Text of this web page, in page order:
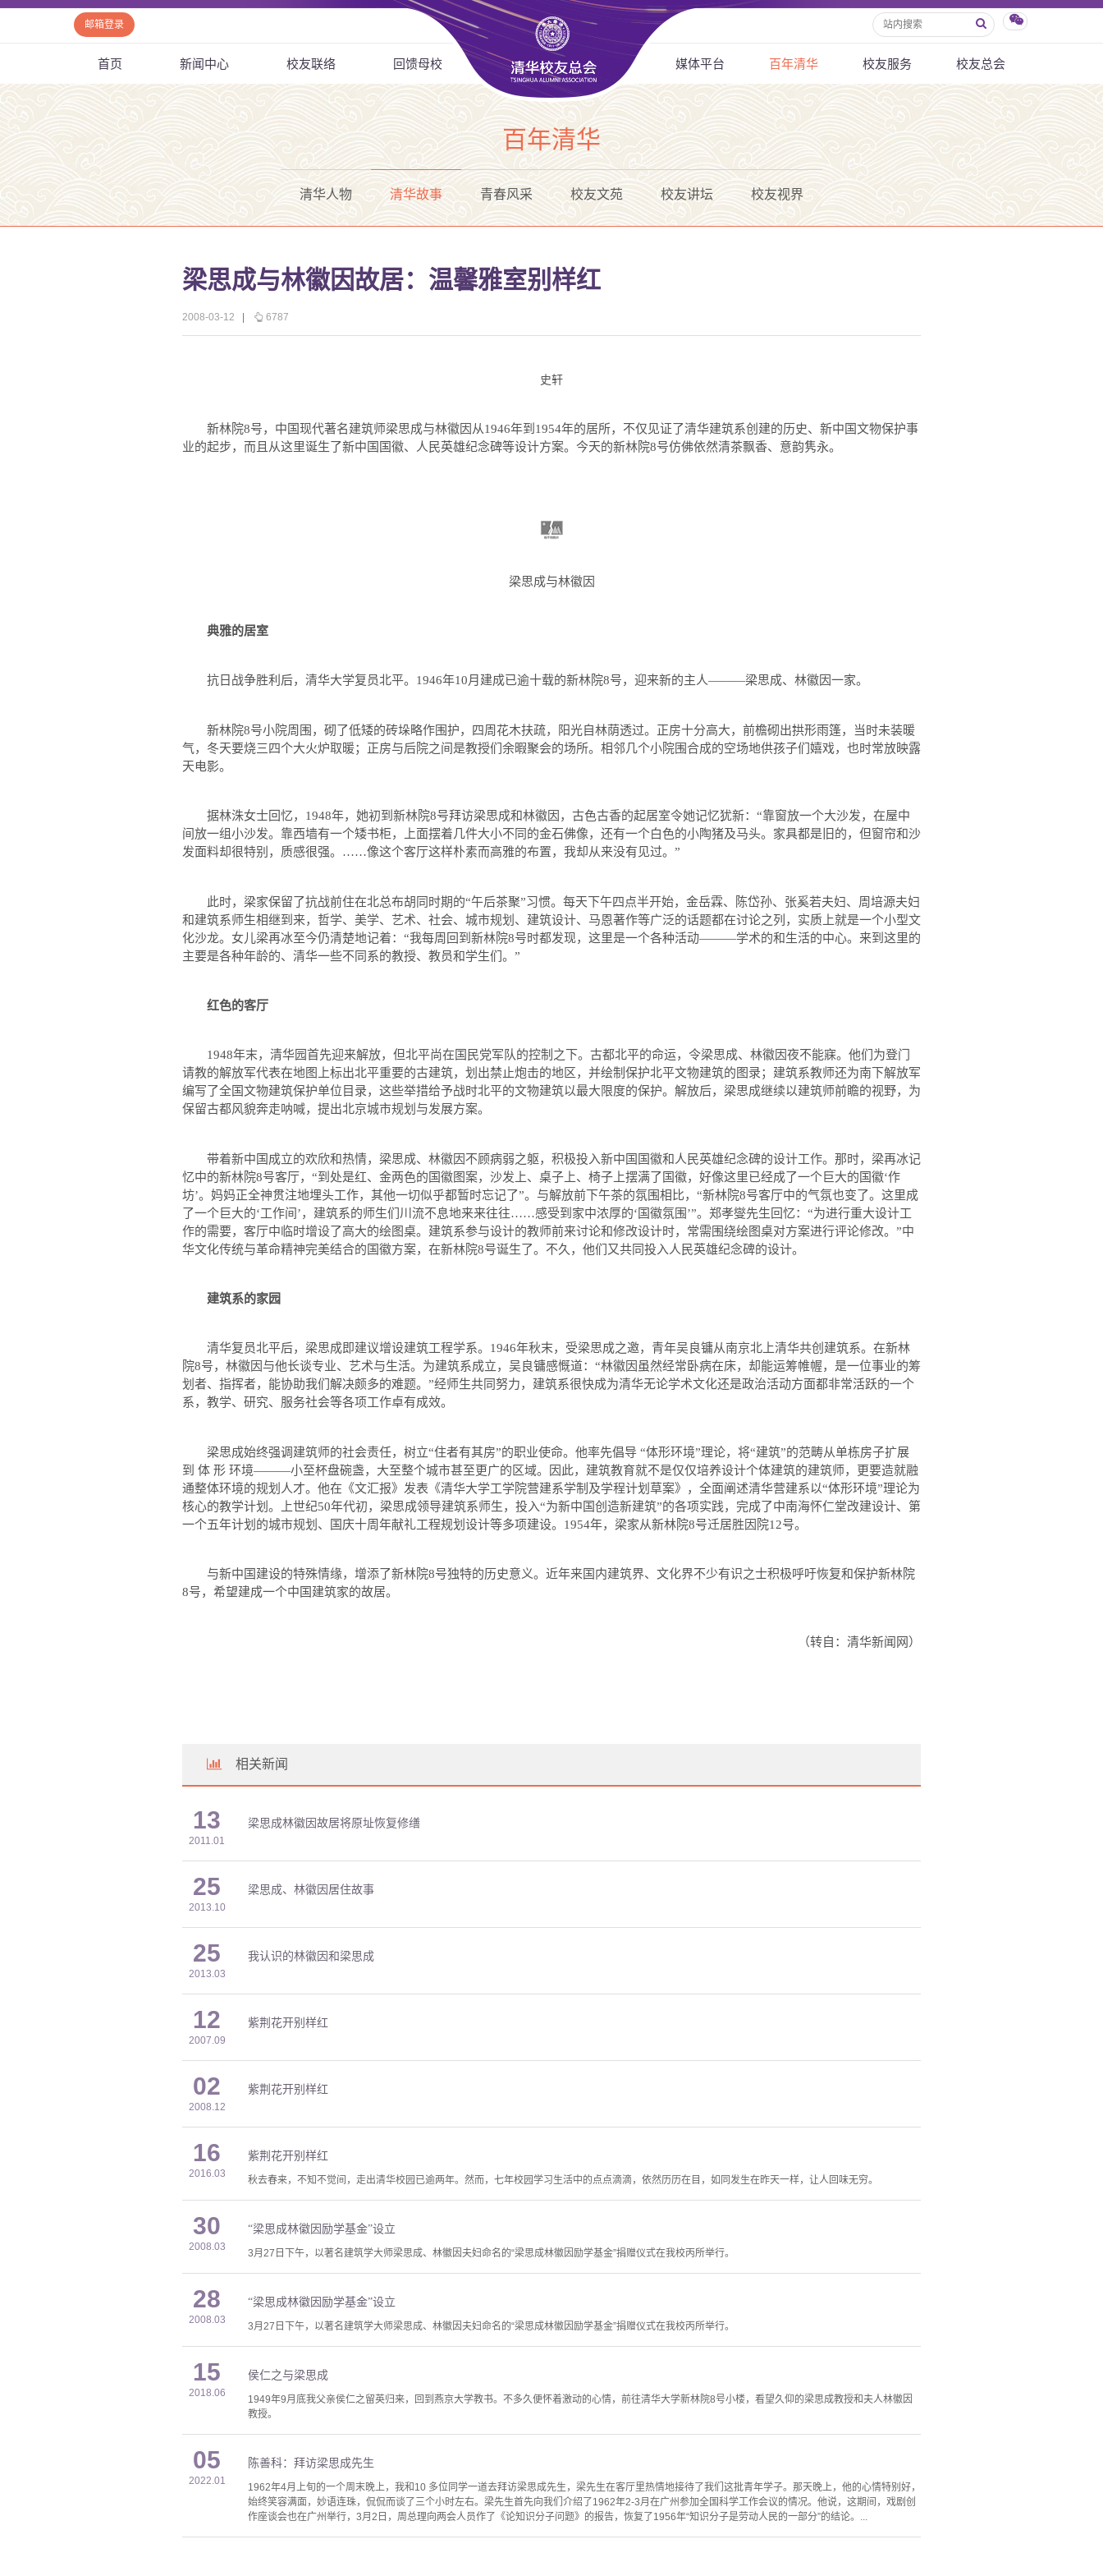
邮箱登录
首页 新闻中心 校友联络 回馈母校 媒体平台 百年清华 校友服务 校友总会
百年清华
清华人物 清华故事 青春风采 校友文苑 校友讲坛 校友视界
梁思成与林徽因故居：温馨雅室别样红
2008-03-12 6787
史轩
新林院8号，中国现代著名建筑师梁思成与林徽因从1946年到 1954年的居所，不仅见证了清华建筑系创建的历史、新中国文物保护事
业的起步，而且从这里诞生了新中国国徽、人民英雄纪念碑等设计方案。今天的新林院8号仿佛依然清茶飘香、意韵隽永。
梁思成与林徽因
典雅的居室
抗日战争胜利后，清华大学复员北平。 1946年10月建成已逾十载的新林院8号，迎来新的主人———梁思成、林徽因一家。
新林院8号小院周围，砌了低矮的砖垛略作围护，四周花木扶疏，阳光自林荫透过。正房十分高大，前檐砌出拱形雨篷，当时未装暖
气，冬天要烧三四个大火炉取暖；正房与后院之间是教授们余暇聚会的场所。相邻几个小院围合成的空场地供孩子们嬉戏，也时常放映露
天电影。
据林洙女士回忆， 1948年，她初到新林院8号拜访梁思成和林徽因，古色古香的起居室令她记忆犹新： “靠窗放一个大沙发，在屋中
间放一组小沙发。靠西墙有一个矮书柜，上面摆着几件大小不同的金石佛像，还有一个白色的小陶猪及马头。家具都是旧的，但窗帘和沙
发面料却很特别，质感很强。 ……像这个客厅这样朴素而高雅的布置，我却从来没有见过。 ”
此时，梁家保留了抗战前住在北总布胡同时期的“午后茶聚”习惯。每天下午四点半开始，金岳霖、陈岱孙、张奚若夫妇、周培源夫妇
和建筑系师生相继到来，哲学、美学、艺术、社会、城市规划、建筑设计、马恩著作等广泛的话题都在讨论之列，实质上就是一个小型文
化沙龙。女儿梁再冰至今仍清楚地记着：“我每周回到新林院8号时都发现，这里是一个各种活动———学术的和生活的中心。来到这里的
主要是各种年龄的、清华一些不同系的教授、教员和学生们。 ”
红色的客厅
1948年末，清华园首先迎来解放，但北平尚在国民党军队的控制之下。古都北平的命运，令梁思成、林徽因夜不能寐。他们为登门
请教的解放军代表在地图上标出北平重要的古建筑，划出禁止炮击的地区，并绘制保护北平文物建筑的图录；建筑系教师还为南下解放军
编写了全国文物建筑保护单位目录，这些举措给予战时北平的文物建筑以最大限度的保护。解放后，梁思成继续以建筑师前瞻的视野，为
保留古都风貌奔走呐喊，提出北京城市规划与发展方案。
带着新中国成立的欢欣和热情，梁思成、林徽因不顾病弱之躯，积极投入新中国国徽和人民英雄纪念碑的设计工作。那时，梁再冰记
忆中的新林院8号客厅， “到处是红、金两色的国徽图案，沙发上、桌子上、椅子上摆满了国徽，好像这里已经成了一个巨大的国徽‘作
坊’。妈妈正全神贯注地埋头工作，其他一切似乎都暂时忘记了”。与解放前下午茶的氛围相比， “新林院8号客厅中的气氛也变了。这里成
了一个巨大的‘工作间 ’，建筑系的师生们川流不息地来来往往……感受到家中浓厚的‘ 国徽氛围 ’”。郑孝燮先生回忆： “为进行重大设计工
作的需要，客厅中临时增设了高大的绘图桌。建筑系参与设计的教师前来讨论和修改设计时，常需围绕绘图桌对方案进行评论修改。”中
华文化传统与革命精神完美结合的国徽方案，在新林院8号诞生了。不久，他们又共同投入人民英雄纪念碑的设计。
建筑系的家园
清华复员北平后，梁思成即建议增设建筑工程学系。 1946年秋末，受梁思成之邀，青年吴良镛从南京北上清华共创建筑系。在新林
院8号，林徽因与他长谈专业、艺术与生活。为建筑系成立，吴良镛感慨道： “林徽因虽然经常卧病在床，却能运筹帷幄，是一位事业的筹
划者、指挥者，能协助我们解决颇多的难题。 ”经师生共同努力，建筑系很快成为清华无论学术文化还是政治活动方面都非常活跃的一个
系，教学、研究、服务社会等各项工作卓有成效。
梁思成始终强调建筑师的社会责任，树立“住者有其房”的职业使命。他率先倡导 “体形环境”理论，将“建筑”的范畴从单栋房子扩展
到 体 形 环境———小至杯盘碗盏，大至整个城市甚至更广的区域。因此，建筑教育就不是仅仅培养设计个体建筑的建筑师，更要造就融
通整体环境的规划人才。他在《文汇报》发表《清华大学工学院营建系学制及学程计划草案》，全面阐述清华营建系以“体形环境”理论为
核心的教学计划。上世纪50年代初，梁思成领导建筑系师生，投入“为新中国创造新建筑”的各项实践，完成了中南海怀仁堂改建设计、第
一个五年计划的城市规划、国庆十周年献礼工程规划设计等多项建设。 1954年，梁家从新林院8号迁居胜因院12号。
与新中国建设的特殊情缘，增添了新林院8号独特的历史意义。近年来国内建筑界、文化界不少有识之士积极呼吁恢复和保护新林院
8号，希望建成一个中国建筑家的故居。
（转自：清华新闻网）
相关新闻
13
2011.01
梁思成林徽因故居将原址恢复修缮
25
2013.10
梁思成、林徽因居住故事
25
2013.03
我认识的林徽因和梁思成
12
2007.09
紫荆花开别样红
02
2008.12
紫荆花开别样红
16
2016.03
紫荆花开别样红
秋去春来，不知不觉间，走出清华校园已逾两年。然而，七年校园学习生活中的点点滴滴，依然历历在目，如同发生在昨天一样，让人回味无穷。
30
2008.03
“梁思成林徽因励学基金”设立
3月27日下午，以著名建筑学大师梁思成、林徽因夫妇命名的“梁思成林徽因励学基金”捐赠仪式在我校丙所举行。
28
2008.03
“梁思成林徽因励学基金”设立
3月27日下午，以著名建筑学大师梁思成、林徽因夫妇命名的“梁思成林徽因励学基金”捐赠仪式在我校丙所举行。
15
2018.06
侯仁之与梁思成
1949年9月底我父亲侯仁之留英归来，回到燕京大学教书。不多久便怀着激动的心情，前往清华大学新林院8号小楼，看望久仰的梁思成教授和夫人林徽因
教授。
05
2022.01
陈善科：拜访梁思成先生
1962年4月上旬的一个周末晚上，我和10 多位同学一道去拜访梁思成先生，梁先生在客厅里热情地接待了我们这批青年学子。那天晚上，他的心情特别好，
始终笑容满面，妙语连珠，侃侃而谈了三个小时左右。梁先生首先向我们介绍了1962年2-3月在广州参加全国科学工作会议的情况。他说，这期间，戏剧创
作座谈会也在广州举行，3月2日，周总理向两会人员作了《论知识分子问题》的报告，恢复了1956年“知识分子是劳动人民的一部分”的结论。...